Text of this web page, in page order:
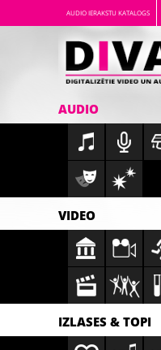
AUDIO IERAKSTU KATALOGS
AUDIO
VIDEO
IZLASES & TOPI